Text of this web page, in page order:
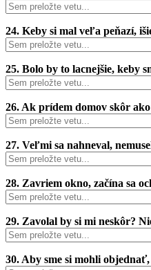
24. Keby si mal veľa peňazí,
25. Bolo by to lacnejšie, keby
26. Ak prídem domov skôr
27. Veľmi sa nahneval,
28. Zavriem okno, začína sa
29. Zavolal by si mi neskôr?
30. Aby sme si mohli